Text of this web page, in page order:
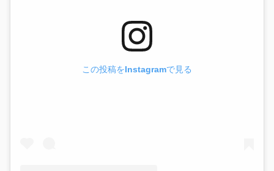
この投稿をInstagramで見る